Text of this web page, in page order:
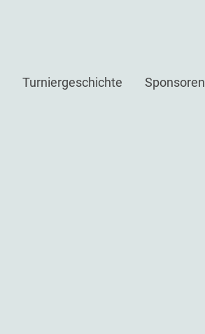
Turniergeschichte Sponsoren